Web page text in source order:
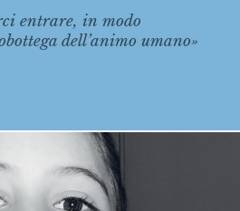
entrare, in modo
dell’animo umano»